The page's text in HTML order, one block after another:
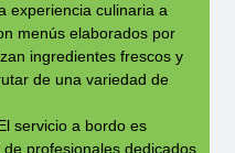
experiencia culinaria a
menús elaborados por
ingredientes frescos y
de una variedad de
servicio a bordo es
profesionales dedicados